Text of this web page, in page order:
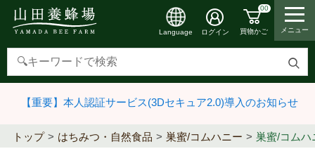
検
す
Language ログイン
00
買物かご メニュー
【重要】本人認証サービス(3Dセキュア2.0)導入のお知らせ
トップ はちみつ・自然食品 巣蜜/コムハニー 巣蜜/コムハ